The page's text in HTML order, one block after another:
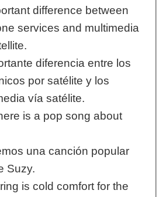
difference between
services and multimedia
diferencia entre los
por satélite y los
vía satélite.
is a pop song about
una canción popular
Suzy.
is cold comfort for the